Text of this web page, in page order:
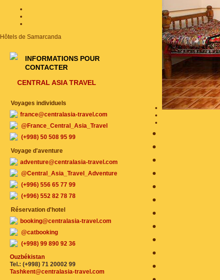
Hôtels de Samarcanda
INFORMATIONS POUR
CONTACTER
CENTRAL ASIA TRAVEL
Voyages individuels
france@centralasia-travel.com
@France_Central_Asia_Travel
(+998) 50 508 95 99
Voyage d'aventure
adventure@centralasia-travel.com
@Central_Asia_Travel_Adventure
(+996) 556 65 77 99
(+996) 552 82 78 78
Réservation d'hotel
booking@centralasia-travel.com
@catbooking
(+998) 99 890 92 36
Ouzbékistan
Tel.: (+998) 71 20002 99
Tashkent@centralasia-travel.com